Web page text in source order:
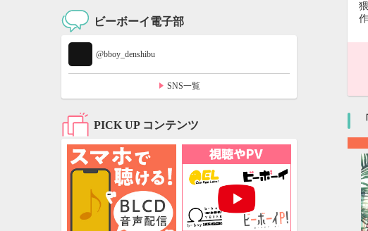
ビーボーイ電子部
@bboy_denshibu
SNS一覧
PICK UP コンテンツ